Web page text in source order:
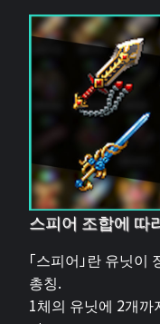
스피어 조합에 따
「스피어」란 유닛
총칭.
1체의 유닛에 2개